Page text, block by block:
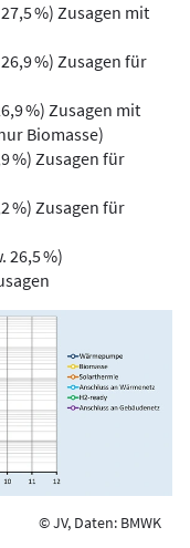
%) Zusagen mit
%) Zusagen für
%) Zusagen mit
Biomasse)
%) Zusagen für
%) Zusagen für
26,5 %)
© JV, Daten: BMWK